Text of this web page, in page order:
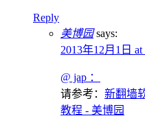
Reply
美博园 says:
2013年12月1日 at
@ jap ：
请参考： 新翻墙
教程 - 美博园